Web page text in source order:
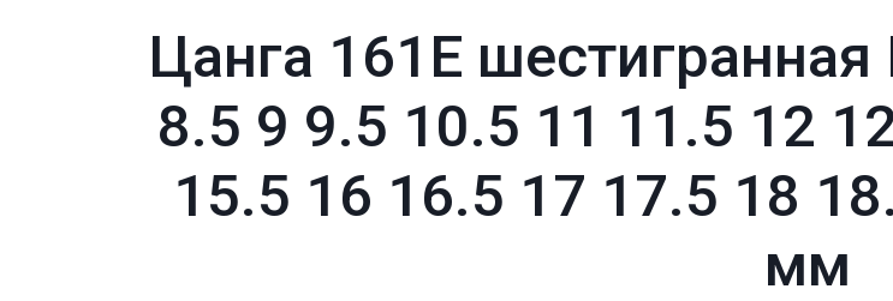
Цанга 161E
8.5 9 9.5 10.5 11 11.5 12
15.5 16 16.5 17 17.5 18
мм